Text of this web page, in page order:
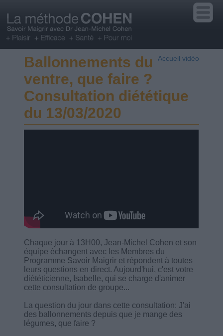
Accueil vidéo
Ballonnements du
ventre, que faire ?
Consultation diététique
du 13/03/2020
Chaque jour à 13H00, Jean-Michel Cohen et son
équipe échangent avec les Membres du
Programme Savoir Maigrir et répondent à toutes
leurs questions en direct. Aujourd'hui, c'est votre
diététicienne, Isabelle, qui se charge d'animer
cette consultation de groupe...
La question du jour dans cette consultation: J'ai
des ballonnements depuis que je mange des
légumes, que faire ?